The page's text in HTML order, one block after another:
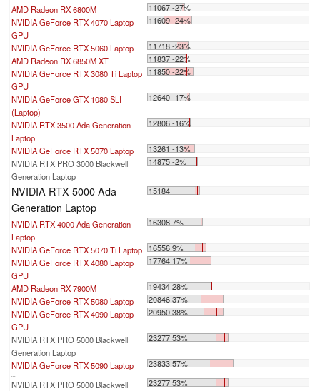
AMD Radeon RX 6800M
11067 -27%
NVIDIA GeForce RTX 4070 Laptop
GPU
11609 -24%
NVIDIA GeForce RTX 5060 Laptop
11718 -23%
AMD Radeon RX 6850M XT
11837 -22%
NVIDIA GeForce RTX 3080 Ti Laptop
GPU
11850 -22%
NVIDIA GeForce GTX 1080 SLI
(Laptop)
12640 -17%
NVIDIA RTX 3500 Ada Generation
Laptop
12806 -16%
NVIDIA GeForce RTX 5070 Laptop
13261 -13%
NVIDIA RTX PRO 3000 Blackwell
Generation Laptop
14875 -2%
NVIDIA RTX 5000 Ada
Generation Laptop
15184
NVIDIA RTX 4000 Ada Generation
Laptop
16308 7%
NVIDIA GeForce RTX 5070 Ti Laptop 16556 9%
NVIDIA GeForce RTX 4080 Laptop
GPU
17764 17%
AMD Radeon RX 7900M
19434 28%
NVIDIA GeForce RTX 5080 Laptop
20846 37%
NVIDIA GeForce RTX 4090 Laptop
GPU
20950 38%
NVIDIA RTX PRO 5000 Blackwell
Generation Laptop
23277 53%
NVIDIA GeForce RTX 5090 Laptop 23833 57%
NVIDIA RTX PRO 5000 Blackwell 23277 53%